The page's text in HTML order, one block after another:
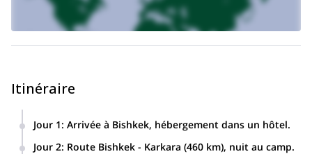
Itinéraire
Jour 1: Arrivée à Bishkek, hébergement dans un hôtel.
Jour 2: Route Bishkek - Karkara (460 km), nuit au camp.